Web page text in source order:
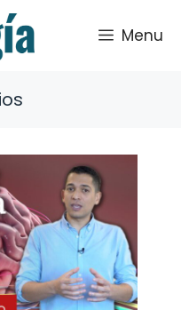
Menu